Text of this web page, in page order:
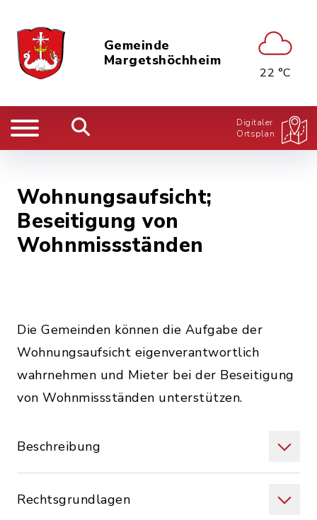
Gemeinde
Margetshöchheim
22 °C
Digitaler
Ortsplan
Wohnungsaufsicht;
Beseitigung von
Wohnmissständen
Die Gemeinden können die Aufgabe der
Wohnungsaufsicht eigenverantwortlich
wahrnehmen und Mieter bei der Beseitigung
von Wohnmissständen unterstützen.
Beschreibung
Rechtsgrundlagen